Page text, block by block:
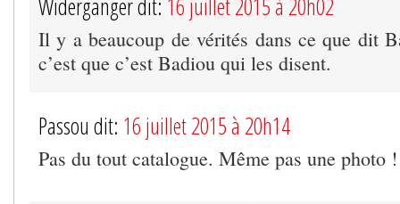
Il y a beaucoup de vérités dans ce que dit
c’est que c’est Badiou qui les disent.
Passou dit: 16 juillet 2015 à 20h14
Pas du tout catalogue. Même pas une photo !